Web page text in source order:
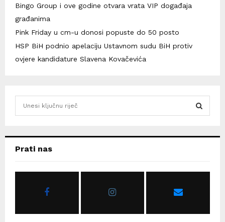
Bingo Group i ove godine otvara vrata VIP događaja
građanima
Pink Friday u cm-u donosi popuste do 50 posto
HSP BiH podnio apelaciju Ustavnom sudu BiH protiv
ovjere kandidature Slavena Kovačevića
hPrati nas